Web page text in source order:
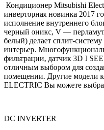
Кондиционер Mitsubishi
инверторная новинка 2017
исполнение внутреннего
черный оникс, V —
белый) делает сплит-
интерьер.
фильтрации, датчик 3D I
отличным выбором для
помещении. Другие модели
ELECTRIC Вы можете
DC INVERTER